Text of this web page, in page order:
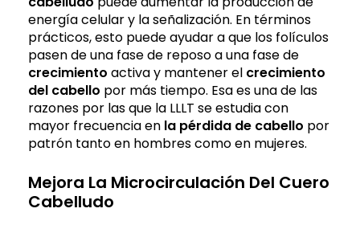
energía celular y la señalización. En términos
prácticos, esto puede ayudar a que los folículos
pasen de una fase de reposo a una fase de
crecimiento activa y mantener el crecimiento
del cabello por más tiempo. Esa es una de las
razones por las que la LLLT se estudia con
mayor frecuencia en la pérdida de cabello por
patrón tanto en hombres como en mujeres.
Mejora La Microcirculación Del Cuero
Cabelludo